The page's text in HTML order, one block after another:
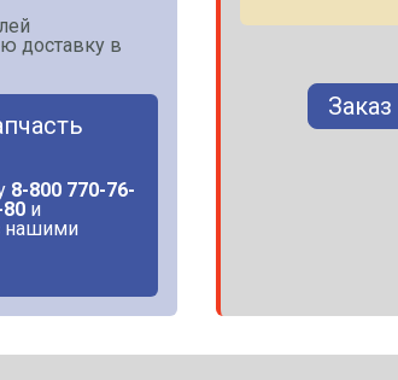
доставку в
8-800 770-76-
и
нашими